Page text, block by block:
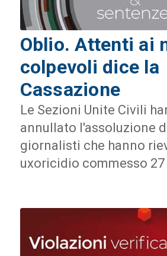
Oblio. Attenti ai
colpevoli dice la
Cassazione
Le Sezioni Unite Civili
annullato l'assoluzione
giornalisti che hanno
uxoricidio commesso